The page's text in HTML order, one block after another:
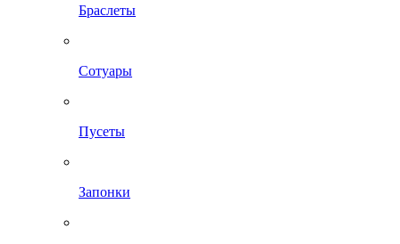
Браслеты
Сотуары
Пусеты
Запонки